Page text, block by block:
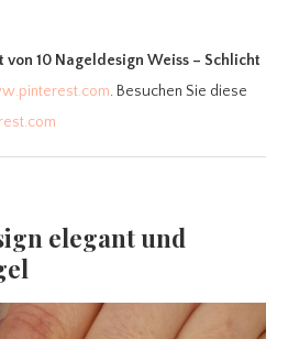
von 10 Nageldesign Weiss – Schlicht
. Besuchen Sie diese
elegant und